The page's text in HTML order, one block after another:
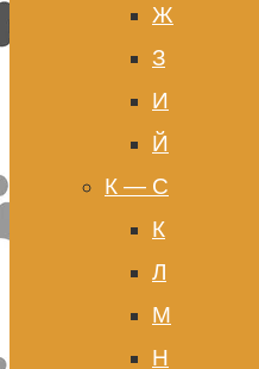
Ж
З
И
Й
К — С
К
Л
М
Н